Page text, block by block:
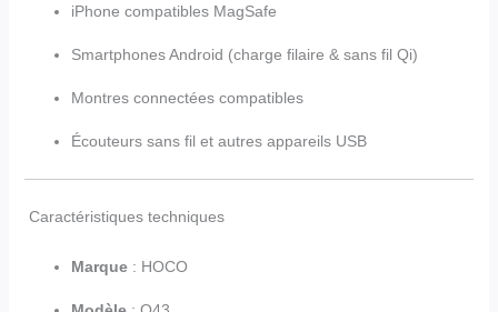
iPhone compatibles MagSafe
Smartphones Android (charge filaire & sans fil Qi)
Montres connectées compatibles
Écouteurs sans fil et autres appareils USB
Caractéristiques techniques
Marque: HOCO